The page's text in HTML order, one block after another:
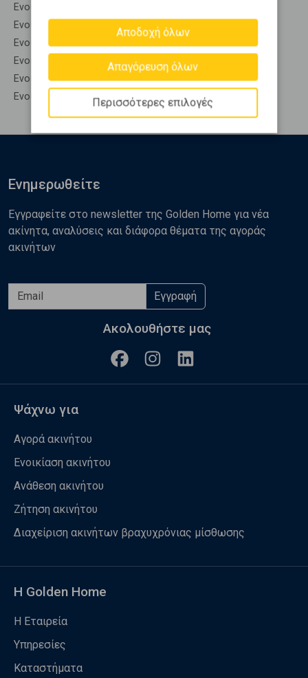
Ενοικίαση Οροφομεζονέτες ΣΗΤΕΙΑ
Ενοικίαση Ρετιρέ ΣΗΤΕΙΑ
Ενοικίαση Συγκροτήματα κατοικιών ΣΗΤΕΙΑ
Ενοικίαση Υπόγεια ΣΗΤΕΙΑ
Ενοικίαση Υπόσκαφα ΣΗΤΕΙΑ
Ενοικίαση Υπολ. υψουν ΣΗΤΕΙΑ
Αποδοχή όλων
Απαγόρευση όλων
Περισσότερες επιλογές
Ενημερωθείτε
Εγγραφείτε στο newsletter της Golden Home για νέα
ακίνητα, αναλύσεις και διάφορα θέματα της αγοράς
ακινήτων
Εγγραφή
Ακολουθήστε μας
Ψάχνω για
Αγορά ακινήτου
Ενοικίαση ακινήτου
Ανάθεση ακινήτου
Ζήτηση ακινήτου
Διαχείριση ακινήτων βραχυχρόνιας μίσθωσης
Η Golden Home
Η Εταιρεία
Υπηρεσίες
Καταστήματα